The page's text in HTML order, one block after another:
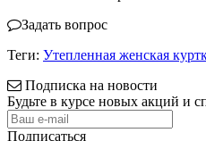
Задать вопрос
Теги: Утепленная женская
Подписка на новости
Будьте в курсе новых акций и
Подписаться